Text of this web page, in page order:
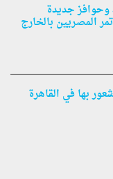
وحوافز جديدة
المصريين بالخارج
بها في القاهرة